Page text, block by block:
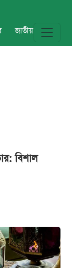
জাতীয় বিশ্ব
বিশাল